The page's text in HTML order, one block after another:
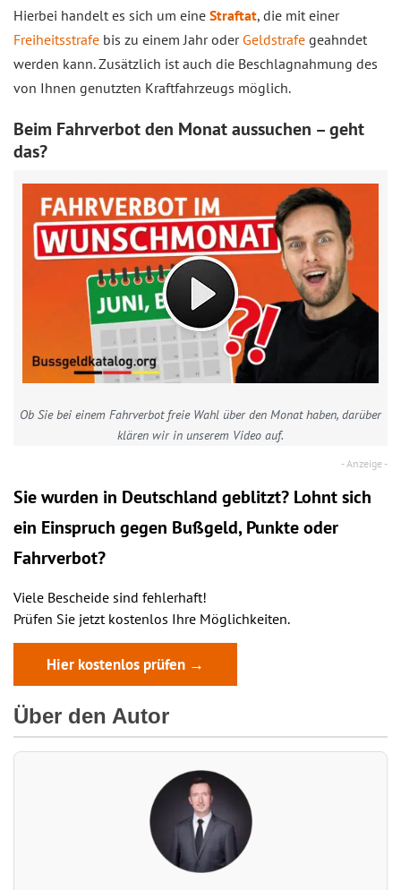
Hierbei handelt es sich um eine Straftat, die mit einer
Freiheitsstrafe bis zu einem Jahr oder Geldstrafe geahndet
werden kann. Zusätzlich ist auch die Beschlagnahmung des
von Ihnen genutzten Kraftfahrzeugs möglich.
Beim Fahrverbot den Monat aussuchen – geht
das?
Ob Sie bei einem Fahrverbot freie Wahl über den Monat haben, darüber
klären wir in unserem Video auf.
Sie wurden in Deutschland geblitzt? Lohnt sich
ein Einspruch gegen Bußgeld, Punkte oder
Fahrverbot?
Viele Bescheide sind fehlerhaft!
Prüfen Sie jetzt kostenlos Ihre Möglichkeiten.
Hier kostenlos prüfen →
Über den Autor